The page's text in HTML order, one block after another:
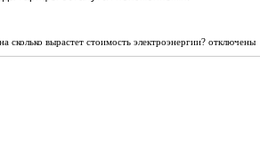
сколько вырастет стоимость электроэнергии? отключены